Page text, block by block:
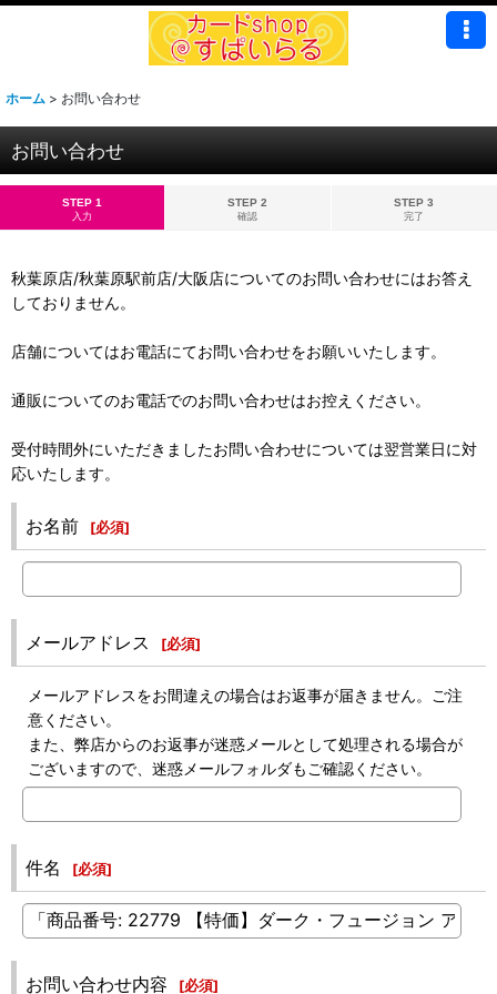
ホーム > お問い合わせ
お問い合わせ
STEP 1
入力
STEP 2
確認
STEP 3
完了
秋葉原店/秋葉原駅前店/大阪店についてのお問い合わせにはお答え
しておりません。
店舗についてはお電話にてお問い合わせをお願いいたします。
通販についてのお電話でのお問い合わせはお控えください。
受付時間外にいただきましたお問い合わせについては翌営業日に対
応いたします。
お名前 [必須]
メールアドレス [必須]
メールアドレスをお間違えの場合はお返事が届きません。ご注
意ください。
また、弊店からのお返事が迷惑メールとして処理される場合が
ございますので、迷惑メールフォルダもご確認ください。
件名 [必須]
お問い合わせ内容 [必須]